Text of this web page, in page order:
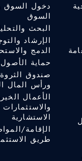
دخول السوق
السوق
البحث
الإرشاد
الدمج
حماية الأصول
صندوق
ورأس المال
الأعمال
والاستثمارات
الاستشارية
الإقامة/
طريق